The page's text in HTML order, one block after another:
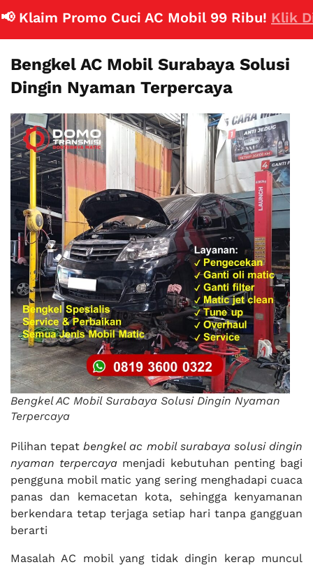
Promo Cuci AC Mobil 99 Ribu!Klik
Bengkel AC Mobil Surabaya Solusi
Dingin Nyaman Terpercaya
Bengkel AC Mobil Surabaya Solusi Dingin Nyaman
Terpercaya
Pilihan tepatbengkel ac mobil surabaya solusi dingin
nyaman terpercaya menjadi kebutuhan penting bagi
pengguna mobil matic yang sering menghadapi cuaca
panas dan kemacetan kota, sehingga kenyamanan
berkendara tetap terjaga setiap hari tanpa gangguan
berarti
Masalah AC mobil yang tidak dingin kerap muncul